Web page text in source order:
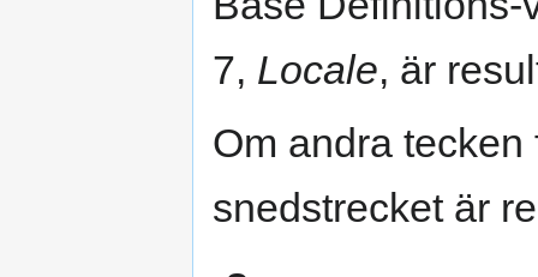
7, Locale, är
Om andra
snedstrecket är